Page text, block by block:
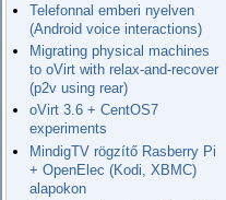
Telefonnal emberi nyelven
(Android voice interactions)
Migrating physical machines
to oVirt with relax-and-recover
(p2v using rear)
oVirt 3.6 + CentOS7
experiments
MindigTV rögzítő Rasberry Pi
+ OpenElec (Kodi, XBMC)
alapokon